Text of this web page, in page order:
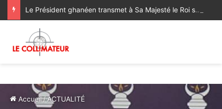
Le Président ghanéen transmet à Sa Majesté le Roi ses salutations fraternelles et exprime sa satisfaction des progrès réalisés dans le cadre de la coopération bilatérale avec le Maroc
Accueil/ACTUALITÉ